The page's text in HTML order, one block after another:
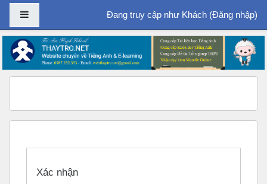
Chuyển tới nội dung chính
Bảng điều khiển cạnhĐang truy cập như Khách (Đăng nhập)
Xác nhận